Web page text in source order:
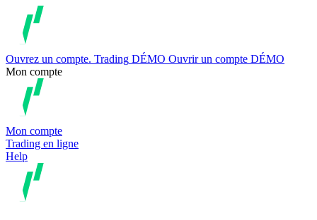
Ouvrez un compte. Trading DÉMO Ouvrir un compte DÉMO
Mon compte
Mon compte
Trading en ligne
Help